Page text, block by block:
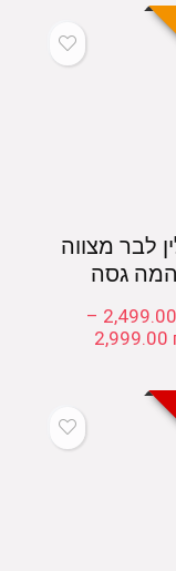
לבר מצווה
גסה
2,499.00
–
2,999.00טווח